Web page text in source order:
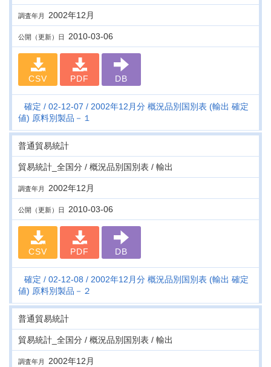
調査年月 2002年12月
公開（更新）日 2010-03-06
CSV PDF DB
確定 02-12-07
2002年12月分 概況品別国別表 (輸出 確定
値) 原料別製品－１
普通貿易統計
貿易統計_全国分 / 概況品別国別表 / 輸出
調査年月 2002年12月
公開（更新）日 2010-03-06
CSV PDF DB
確定 02-12-08
2002年12月分 概況品別国別表 (輸出 確定
値) 原料別製品－２
普通貿易統計
貿易統計_全国分 / 概況品別国別表 / 輸出
調査年月 2002年12月